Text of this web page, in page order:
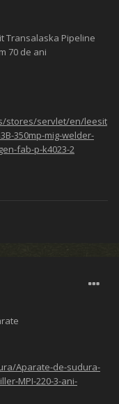
Transalaska Pipeline
70 de ani
stores/servlet/en/leesit
350mp-mig-welder-
fab-p-k4023-2
Aparate-de-sudura-
MPI-220-3-ani-